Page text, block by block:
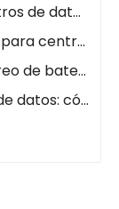
Lecciones sobre incendios en centros de datos de NorthC: por qué el monitoreo de la batería en tiempo real es fundamental
Los mejores monitores de batería para centros de datos
Cómo elegir el sistema de monitoreo de batería adecuado para centros de datos (2026)
Incendio de batería en un centro de datos: cómo prevenirlo con un sistema de monitoreo de batería